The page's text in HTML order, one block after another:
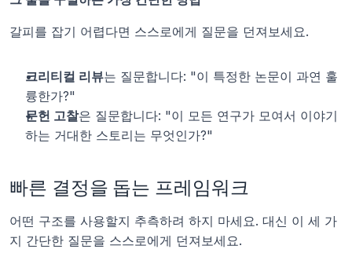
갈피를 잡기 어렵다면 스스로에게 질문을 던져보세요.
크리티컬 리뷰는 질문합니다: "이 특정한 논문이 과연 훌
륭한가?"
문헌 고찰은 질문합니다: "이 모든 연구가 모여서 이야기
하는 거대한 스토리는 무엇인가?"
빠른 결정을 돕는 프레임워크
어떤 구조를 사용할지 추측하려 하지 마세요. 대신 이 세 가
지 간단한 질문을 스스로에게 던져보세요.